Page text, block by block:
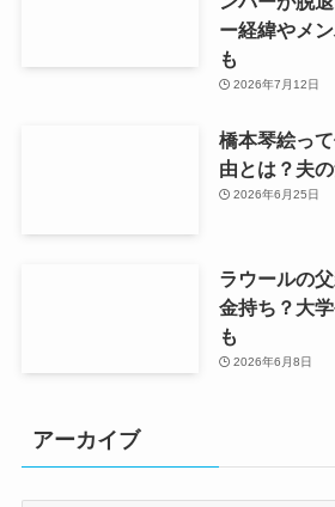
ー経緯やメ
も
2026年7月12日
橋本琴絵っ
由とは？夫
2026年6月25日
ラウールの
金持ち？大
も
2026年6月8日
アーカイブ